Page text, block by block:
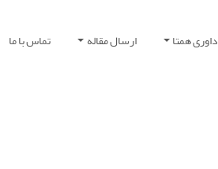
داوری همتا ارسال مقاله تماس با ما